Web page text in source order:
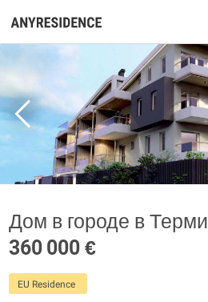
Дом в городе в Терми
360 000 €
EU Residence